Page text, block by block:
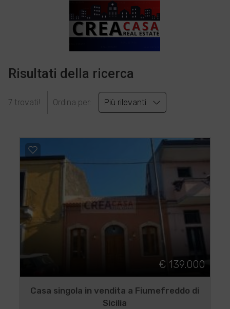
Risultati della ricerca
7 trovati! Ordina per: Più rilevanti
€ 139.000
Casa singola in vendita a Fiumefreddo di
Sicilia